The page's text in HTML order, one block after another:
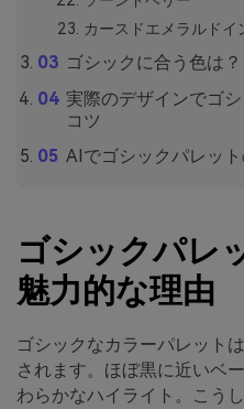
カースドエメラルドイ
ゴシックに合う色は？
実際のデザインでゴ
コツ
AIでゴシックパレッ
ゴシックパレ
魅力的な理由
ゴシックなカラーパレット
されます。ほぼ黒に近いベ
わらかなハイライト。こう